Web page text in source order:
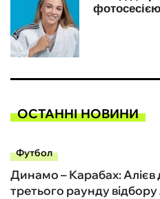
ОСТАННІ НОВИНИ
Футбол
Динамо – Карабах: Алієв
третього раунду